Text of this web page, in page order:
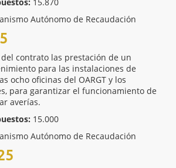
Autónomo de Recaudación
del contrato las prestación de un
para las instalaciones de
ocho oficinas del OARGT y los
para garantizar el funcionamiento de
averías.
15.000
Autónomo de Recaudación